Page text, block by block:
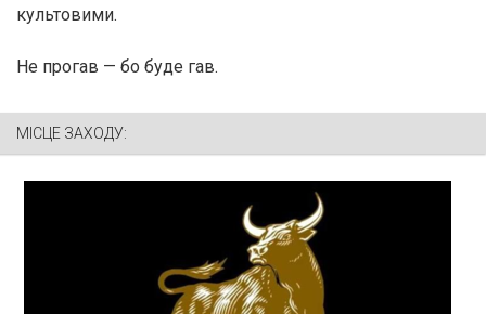
культовими.
Не прогав — бо буде гав.
МІСЦЕ ЗАХОДУ: